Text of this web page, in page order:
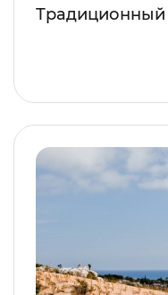
Традиционный